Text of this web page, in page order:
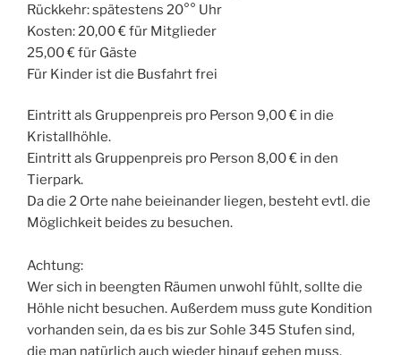
Rückkehr: spätestens 20°° Uhr
Kosten: 20,00 € für Mitglieder
25,00 € für Gäste
Für Kinder ist die Busfahrt frei
Eintritt als Gruppenpreis pro Person 9,00 € in die
Kristallhöhle.
Eintritt als Gruppenpreis pro Person 8,00 € in den
Tierpark.
Da die 2 Orte nahe beieinander liegen, besteht evtl. die
Möglichkeit beides zu besuchen.
Achtung:
Wer sich in beengten Räumen unwohl fühlt, sollte die
Höhle nicht besuchen. Außerdem muss gute Kondition
vorhanden sein, da es bis zur Sohle 345 Stufen sind,
die man natürlich auch wieder hinauf gehen muss.